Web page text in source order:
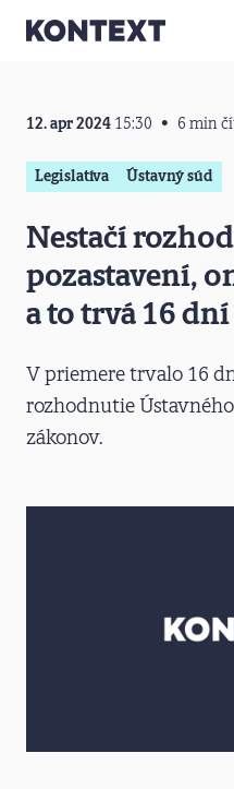
12. apr 2024 15:30 6 min
Legislatíva Ústavný súd
Nestačí
pozastavení,
a to trvá 16 dní
V priemere trvalo 16
rozhodnutie
zákonov.